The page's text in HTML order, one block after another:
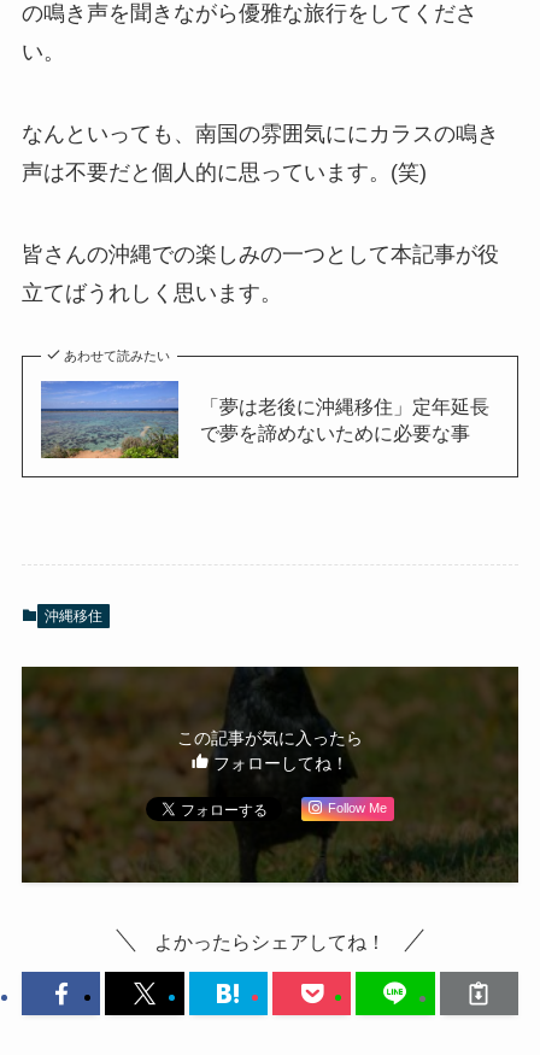
の鳴き声を聞きながら優雅な旅行をしてくださ
い。
なんといっても、南国の雰囲気ににカラスの鳴き
声は不要だと個人的に思っています。(笑)
皆さんの沖縄での楽しみの一つとして本記事が役
立てばうれしく思います。
あわせて読みたい
「夢は老後に沖縄移住」定年延長
で夢を諦めないために必要な事
沖縄移住
この記事が気に入ったら
フォローしてね！
Follow Me
よかったらシェアしてね！